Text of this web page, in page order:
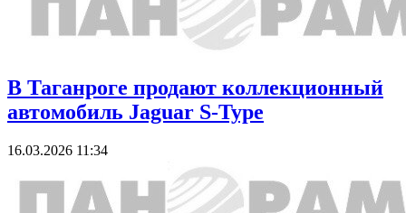
В Таганроге продают коллекционный
автомобиль Jaguar S-Type
16.03.2026 11:34